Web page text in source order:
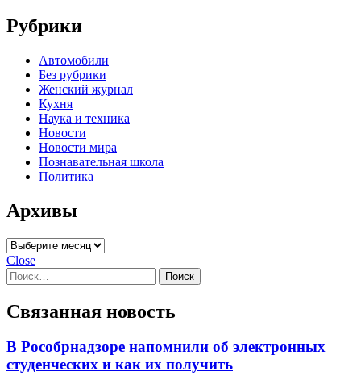
Рубрики
Автомобили
Без рубрики
Женский журнал
Кухня
Наука и техника
Новости
Новости мира
Познавательная школа
Политика
Архивы
Архивы
Close
Найти:
Связанная новость
В Рособрнадзоре напомнили об электронных
студенческих и как их получить